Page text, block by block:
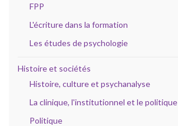
FPP
L'écriture dans la formation
Les études de psychologie
Histoire et sociétés
Histoire, culture et psychanalyse
La clinique, l'institutionnel et le politique
Politique